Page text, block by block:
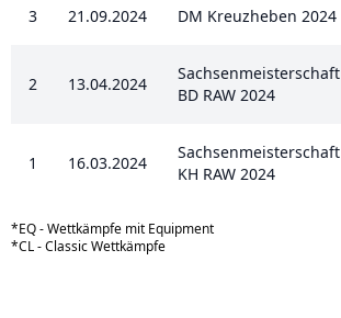
3 21.09.2024 DM Kreuzheben 2024
2 13.04.2024
Sachsenmeisterschaft
BD RAW 2024
1 16.03.2024
Sachsenmeisterschaft
KH RAW 2024
*EQ - Wettkämpfe mit Equipment
*CL - Classic Wettkämpfe